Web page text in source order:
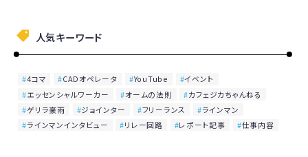
人気キーワード
4コマ CADオペレータ YouTube
イベント
エッセンシャルワーカー
オームの法則
カフェジカちゃんねる
ゲリラ豪雨
ジョインター フリーランス
ラインマン
ラインマンインタビュー
リレー回路 レポート記事 仕事内容